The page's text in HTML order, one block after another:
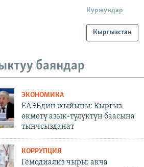
Куржундар
Кыргызстан
баяндар
ЭКОНОМИКА
ЕАЭБдин жыйыны: Кыргыз
өкмөтү азык-түлүктүн баасына
тынчсызданат
КОРРУПЦИЯ
Гемодиализ чыры: акча